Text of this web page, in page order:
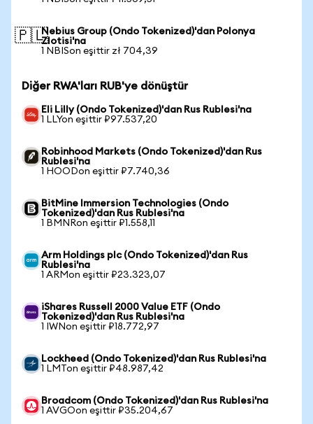
🇵🇱Nebius Group (Ondo Tokenized)'dan Polonya
Zlotisi'na
1 NBISon eşittir zł 704,39
Diğer RWA'ları RUB'ye dönüştür
Eli Lilly (Ondo Tokenized)'dan Rus Rublesi'na
1 LLYon eşittir ₽97.537,20
Robinhood Markets (Ondo Tokenized)'dan Rus
Rublesi'na
1 HOODon eşittir ₽7.740,36
BitMine Immersion Technologies (Ondo
Tokenized)'dan Rus Rublesi'na
1 BMNRon eşittir ₽1.558,11
Arm Holdings plc (Ondo Tokenized)'dan Rus
Rublesi'na
1 ARMon eşittir ₽23.323,07
iShares Russell 2000 Value ETF (Ondo
Tokenized)'dan Rus Rublesi'na
1 IWNon eşittir ₽18.772,97
Lockheed (Ondo Tokenized)'dan Rus Rublesi'na
1 LMTon eşittir ₽48.987,42
Broadcom (Ondo Tokenized)'dan Rus Rublesi'na
1 AVGOon eşittir ₽35.204,67